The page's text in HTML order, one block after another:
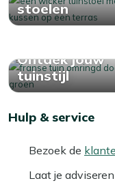
stoelen
Ontdek jouw
tuinstijl
Hulp & service
Bezoek de
Laat je